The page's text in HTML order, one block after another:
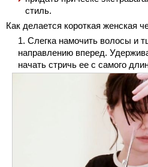
стиль.
Как делается короткая женская
Слегка намочить волосы и
направлению вперед.
начать стричь ее с самого